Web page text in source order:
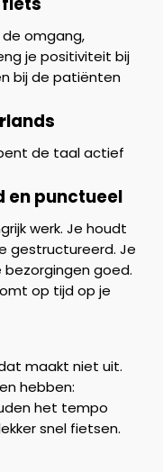
omgang,
je positiviteit bij
bij de patiënten
de taal actief
en punctueel
werk. Je houdt
gestructureerd. Je
goed.
op tijd op je
maakt niet uit.
hebben:
het tempo
snel fietsen.